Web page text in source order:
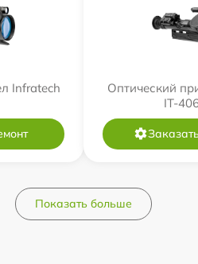
Infratech
Оптический
IT-
Показать больше